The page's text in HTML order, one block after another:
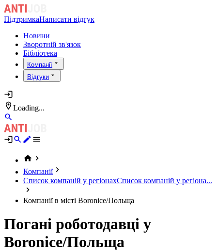
ПідтримкаНаписати відгук
Новини
Зворотній зв'язок
Бібліотека
Компанії
Відгуки
Loading...
Компанії
Список компаній у регіонахСписок компаній у регіона...
Компанії в місті Boronice/Польща
Погані роботодавці у
Boronice/Польща